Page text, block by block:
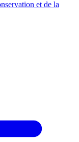
et de la